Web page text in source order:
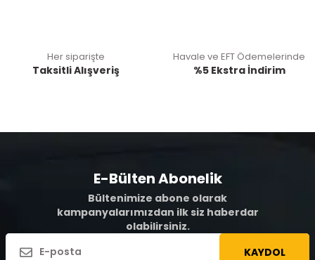
Her siparişte
Taksitli Alışveriş
Havale ve EFT Ödemelerinde
%5 Ekstra İndirim
E-Bülten Abonelik
Bültenimize abone olarak
kampanyalarımızdan ilk siz haberdar
olabilirsiniz.
KAYDOL